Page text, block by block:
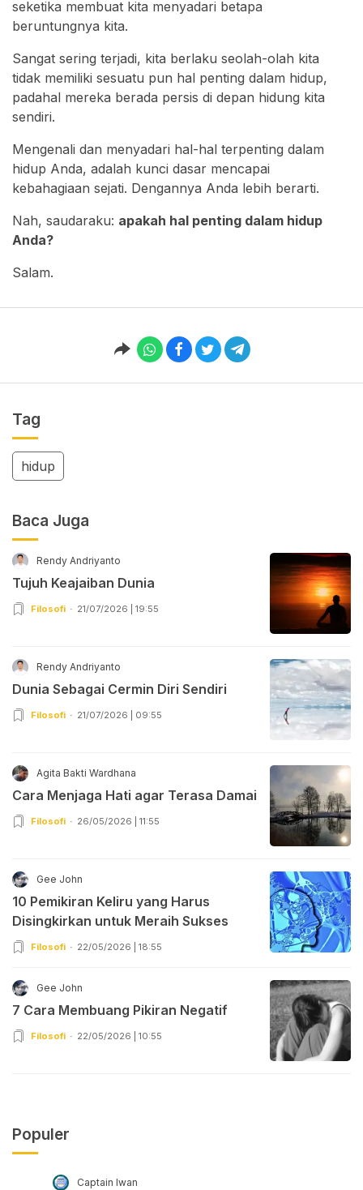
seketika membuat kita menyadari betapa
beruntungnya kita.
Sangat sering terjadi, kita berlaku seolah-olah kita
tidak memiliki sesuatu pun hal penting dalam hidup,
padahal mereka berada persis di depan hidung kita
sendiri.
Mengenali dan menyadari hal-hal terpenting dalam
hidup Anda, adalah kunci dasar mencapai
kebahagiaan sejati. Dengannya Anda lebih berarti.
Nah, saudaraku: apakah hal penting dalam hidup
Anda?
Salam.
Tag
hidup
Baca Juga
Rendy Andriyanto
Tujuh Keajaiban Dunia
Filosofi 21/07/2026 | 19:55
Rendy Andriyanto
Dunia Sebagai Cermin Diri Sendiri
Filosofi 21/07/2026 | 09:55
Agita Bakti Wardhana
Cara Menjaga Hati agar Terasa Damai
Filosofi 26/05/2026 | 11:55
Gee John
10 Pemikiran Keliru yang Harus
Disingkirkan untuk Meraih Sukses
Filosofi 22/05/2026 | 18:55
Gee John
7 Cara Membuang Pikiran Negatif
Filosofi 22/05/2026 | 10:55
Populer
Captain Iwan